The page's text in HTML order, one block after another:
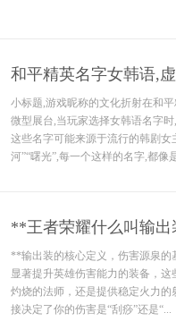
和平精英名字女韩语,
小标题,游戏昵称的文化折射在和
微型展台,当玩家选择女韩语名字
这些名字可能来源于流行的韩剧女
河”“曙光”,每一个这样的名字,都
**王者荣耀什么叫输
**输出装的核心定义，伤害源泉
显著提升英雄伤害能力的装备，
灼烧的法师，还是提供稳定火力
接决定了你的伤害是“刮痧”还是“...